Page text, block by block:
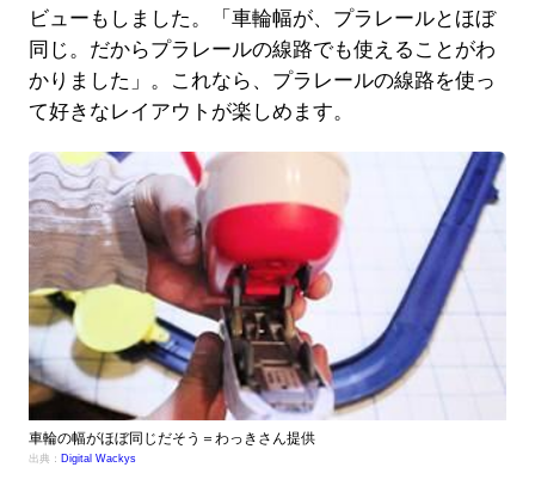
ビューもしました。「車輪幅が、プラレールとほぼ
同じ。だからプラレールの線路でも使えることがわ
かりました」。これなら、プラレールの線路を使っ
て好きなレイアウトが楽しめます。
車輪の幅がほぼ同じだそう＝わっきさん提供
出典： Digital Wackys